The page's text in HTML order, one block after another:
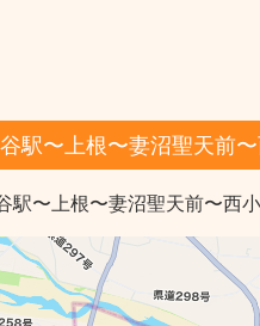
駅〜上根〜妻沼聖天前
駅〜上根〜妻沼聖天前〜西